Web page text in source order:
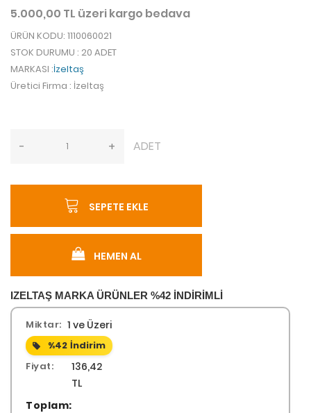
5.000,00 TL üzeri kargo bedava
ÜRÜN KODU: 1110060021
STOK DURUMU : 20 ADET
MARKASI :İzeltaş
Üretici Firma : İzeltaş
- + ADET
SEPETE EKLE
HEMEN AL
IZELTAŞ MARKA ÜRÜNLER %42 İNDİRİMLİ
Miktar: 1 ve Üzeri
%42 İndirim
Fiyat:
136,42
TL
Toplam: